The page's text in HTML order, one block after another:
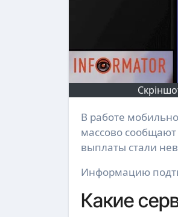
В работе мобильного банка Monobank произошел масштабный технический сбой. Клиенты
массово
выплаты стали
Информацию
Какие